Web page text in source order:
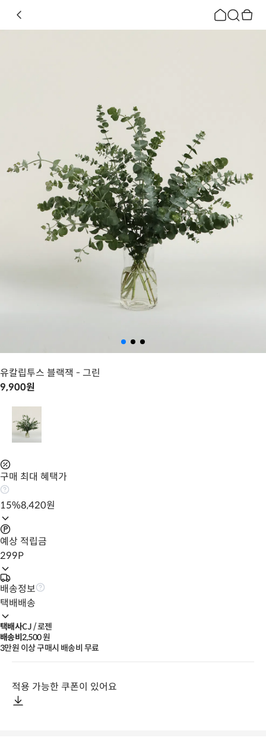
유칼립투스 블랙잭 - 그린
9,900원
구매 최대 혜택가
15%8,420원
예상 적립금
299P
배송정보
택배배송
택배사CJ / 로젠
배송비2,500 원
3만원 이상 구매시 배송비 무료
적용 가능한 쿠폰이 있어요